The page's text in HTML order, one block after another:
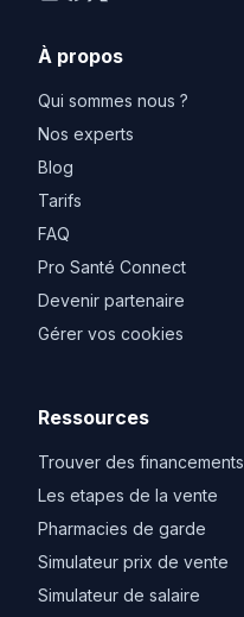
À propos
Qui sommes nous ?
Nos experts
Blog
Tarifs
FAQ
Pro Santé Connect
Devenir partenaire
Gérer vos cookies
Ressources
Trouver des financements
Les etapes de la vente
Pharmacies de garde
Simulateur prix de vente
Simulateur de salaire